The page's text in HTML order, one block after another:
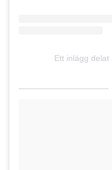
Ett inlägg delat